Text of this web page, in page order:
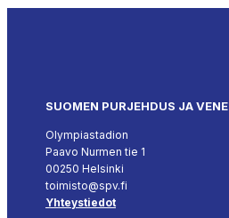
SUOMEN PURJEHDUS JA
Olympiastadion
Paavo Nurmen tie 1
00250 Helsinki
toimisto@spv.fi
Yhteystiedot